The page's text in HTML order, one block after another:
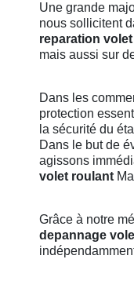
Une grande
nous sollicitent
reparation
mais aussi sur
Dans les
protection
la sécurité du
Dans le but de
agissons
volet roulant
Grâce à notre
depannage